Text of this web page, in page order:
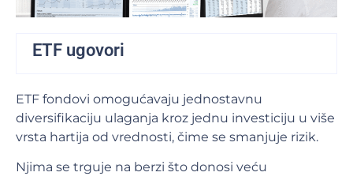
ETF ugovori
ETF fondovi omogućavaju jednostavnu
diversifikaciju ulaganja kroz jednu investiciju u više
vrsta hartija od vrednosti, čime se smanjuje rizik.
Njima se trguje na berzi što donosi veću